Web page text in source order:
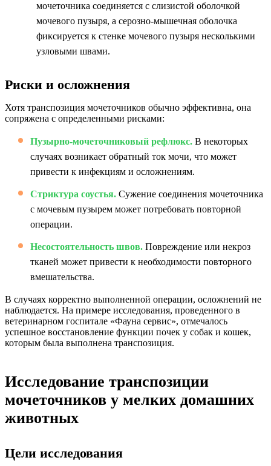
мочеточника соединяется с слизистой оболочкой
мочевого пузыря, а серозно-мышечная оболочка
фиксируется к стенке мочевого пузыря несколькими
узловыми швами.
Риски и осложнения
Хотя транспозиция мочеточников обычно эффективна, она
сопряжена с определенными рисками:
Пузырно-мочеточниковый рефлюкс. В некоторых
случаях возникает обратный ток мочи, что может
привести к инфекциям и осложнениям.
Стриктура соустья. Сужение соединения мочеточника
с мочевым пузырем может потребовать повторной
операции.
Несостоятельность швов. Повреждение или некроз
тканей может привести к необходимости повторного
вмешательства.
В случаях корректно выполненной операции, осложнений не
наблюдается. На примере исследования, проведенного в
ветеринарном госпитале «Фауна сервис», отмечалось
успешное восстановление функции почек у собак и кошек,
которым была выполнена транспозиция.
Исследование транспозиции
мочеточников у мелких домашних
животных
Цели исследования